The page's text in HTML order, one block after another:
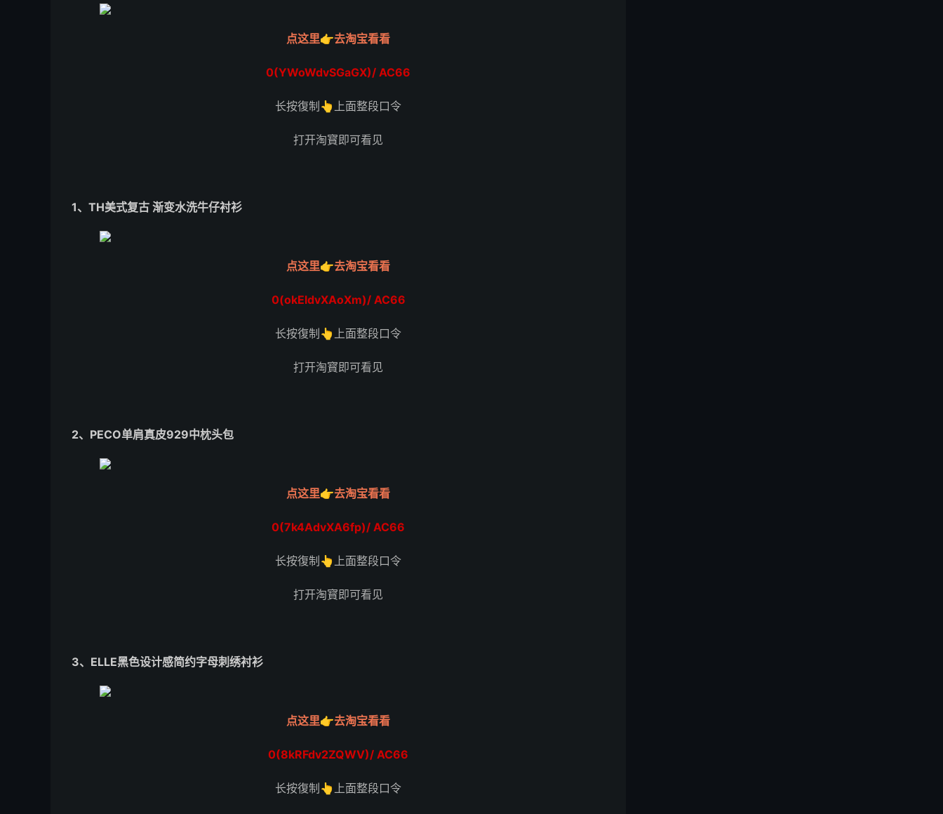
点这里👉去淘宝看看
0(YWoWdvSGaGX)/ AC66
长按復制👆上面整段口令
打开淘寳即可看见
1、TH美式复古 渐变水洗牛仔衬衫
点这里👉去淘宝看看
0(okEldvXAoXm)/ AC66
长按復制👆上面整段口令
打开淘寳即可看见
2、PECO单肩真皮929中枕头包
点这里👉去淘宝看看
0(7k4AdvXA6fp)/ AC66
长按復制👆上面整段口令
打开淘寳即可看见
3、ELLE黑色设计感简约字母刺绣衬衫
点这里👉去淘宝看看
0(8kRFdv2ZQWV)/ AC66
长按復制👆上面整段口令